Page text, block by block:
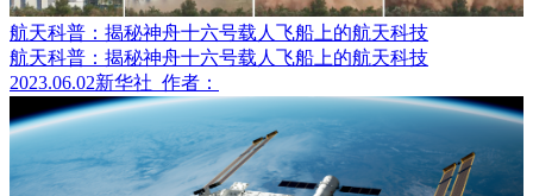
航天科普：揭秘神舟十六号载人飞船上的航天科技
航天科普：揭秘神舟十六号载人飞船上的航天科技
2023.06.02新华社 作者：